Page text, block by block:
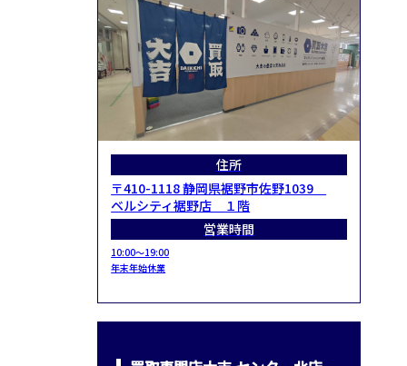
住所
〒410-1118 静岡県裾野市佐野1039
ベルシティ裾野店 １階
営業時間
10:00～19:00
年末年始休業